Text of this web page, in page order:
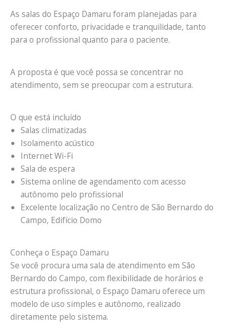
As salas do Espaço Damaru foram planejadas para
oferecer conforto, privacidade e tranquilidade, tanto
para o profissional quanto para o paciente.
A proposta é que você possa se concentrar no
atendimento, sem se preocupar com a estrutura.
O que está incluído
Salas climatizadas
Isolamento acústico
Internet Wi-Fi
Sala de espera
Sistema online de agendamento com acesso
autônomo pelo profissional
Excelente localização no Centro de São Bernardo do
Campo, Edifício Domo
Conheça o Espaço Damaru
Se você procura uma sala de atendimento em São
Bernardo do Campo, com flexibilidade de horários e
estrutura profissional, o Espaço Damaru oferece um
modelo de uso simples e autônomo, realizado
diretamente pelo sistema.